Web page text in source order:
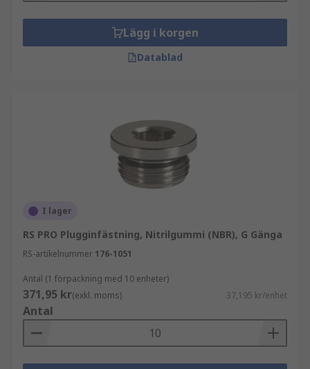
Lägg i korgen
Datablad
I lager
RS PRO Plugginfästning, Nitrilgummi (NBR), G Gänga
RS-artikelnummer 176-1051
Antal (1 förpackning med 10 enheter)
371,95 kr(exkl. moms) 37,195 kr/enhet
Antal